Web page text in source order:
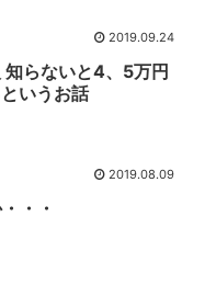
2019.09.24
知らないと4、5万円
いうお話
2019.08.09
・・